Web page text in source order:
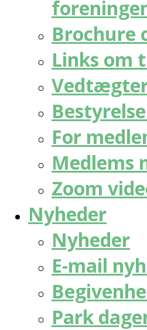
Brochure
Links om
For
Medlems
Zoom
Nyheder
Nyheder
E-mail
Park